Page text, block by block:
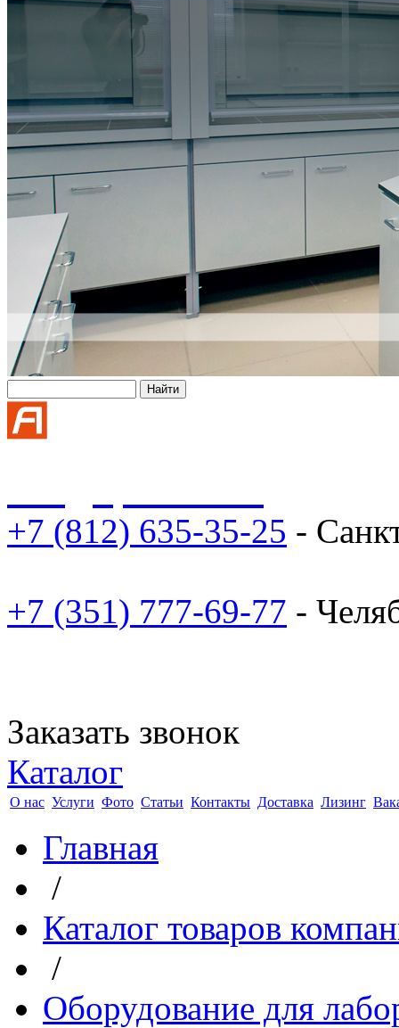
+7 (812) 635-35-25 -
+7 (351) 777-69-77 -
Заказать звонок
Каталог
О нас Услуги Фото Статьи Контакты Доставка Лизинг
Главная
/
Каталог товаров
/
Оборудование для